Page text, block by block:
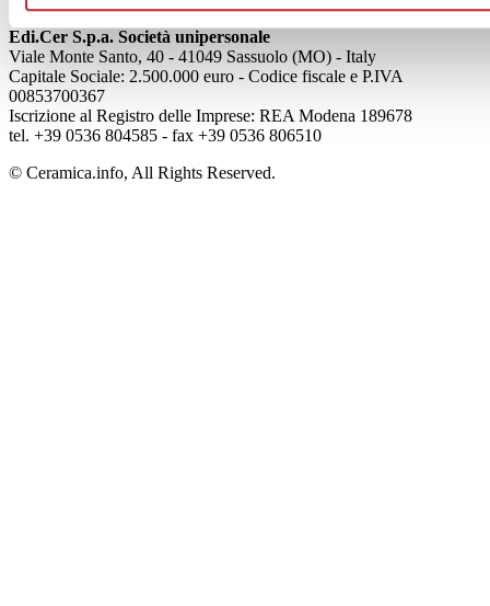
Edi.Cer S.p.a. Società unipersonale
Viale Monte Santo, 40 - 41049 Sassuolo (MO) - Italy
Capitale Sociale: 2.500.000 euro - Codice fiscale e P.IVA
00853700367
Iscrizione al Registro delle Imprese: REA Modena 189678
tel. +39 0536 804585 - fax +39 0536 806510
© Ceramica.info, All Rights Reserved.